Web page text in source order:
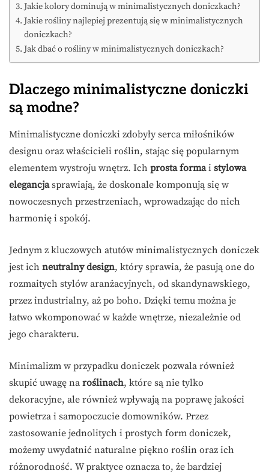
Jakie kolory dominują w minimalistycznych doniczkach?
Jakie rośliny najlepiej prezentują się w minimalistycznych
doniczkach?
Jak dbać o rośliny w minimalistycznych doniczkach?
Dlaczego minimalistyczne doniczki
są modne?
Minimalistyczne doniczki zdobyły serca miłośników
designu oraz właścicieli roślin, stając się popularnym
elementem wystroju wnętrz. Ich prosta formai stylowa
elegancjasprawiają, że doskonale komponują się w
nowoczesnych przestrzeniach, wprowadzając do nich
harmonię i spokój.
Jednym z kluczowych atutów minimalistycznych doniczek
jest ich neutralny design, który sprawia, że pasują one do
rozmaitych stylów aranżacyjnych, od skandynawskiego,
przez industrialny, aż po boho. Dzięki temu można je
łatwo wkomponować w każde wnętrze, niezależnie od
jego charakteru.
Minimalizm w przypadku doniczek pozwala również
skupić uwagę na roślinach, które są nie tylko
dekoracyjne, ale również wpływają na poprawę jakości
powietrza i samopoczucie domowników. Przez
zastosowanie jednolitych i prostych form doniczek,
możemy uwydatnić naturalne piękno roślin oraz ich
różnorodność. W praktyce oznacza to, że bardziej